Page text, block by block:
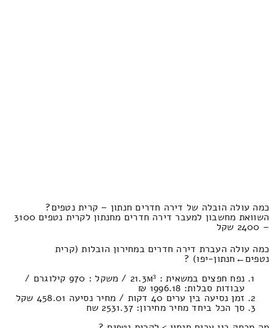
כמה עולה הובלה של דירה חדרים חנתון – קרית נטפים?
השוואת מחשבון למעבר דירה חדרים מחנתון לקרית נטפים 3100
– 2400 שקל
כמה עולה העברת דירה חדרים במחירון הובלות (קרית
נטפים‎←‏חנתון-יפו) ?
נפח חפצים במשאית : 21.3м³ / משקל : 970 קילוגרם /
עבודות סבלות: 1996.18 ₪
זמן נסיעה בין ערים 40 דקות / מחיר נסיעה 458.01 שקל
סך הכל ביחד מחיר מחירון: 2531.37 שח